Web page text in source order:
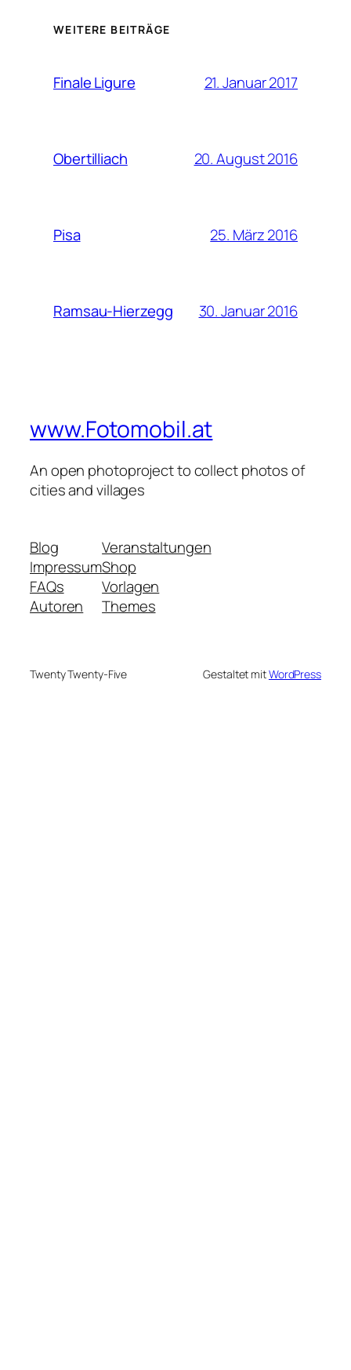
WEITERE BEITRÄGE
Finale Ligure 21. Januar 2017
Obertilliach 20. August 2016
Pisa 25. März 2016
Ramsau-Hierzegg 30. Januar 2016
www.Fotomobil.at
An open photoproject to collect photos of
cities and villages
Blog
Impressum
FAQs
Autoren
Veranstaltungen
Shop
Vorlagen
Themes
Twenty Twenty-Five Gestaltet mitWordPress